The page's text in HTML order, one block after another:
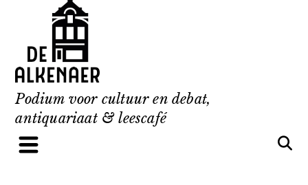
content
Podium voor cultuur en debat,
antiquariaat & leescafé